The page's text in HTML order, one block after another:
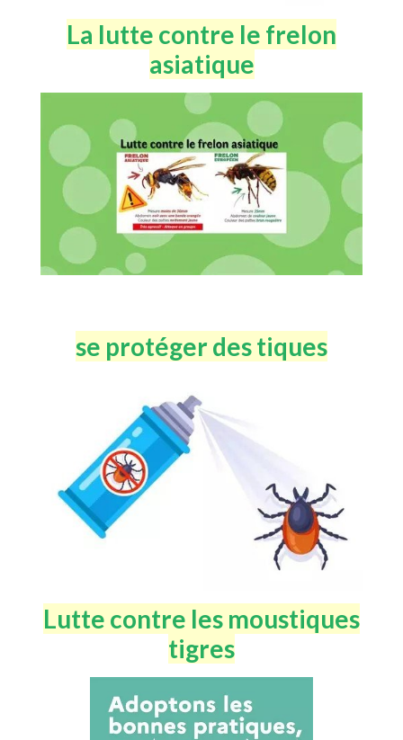
La lutte contre le frelon
asiatique
se protéger des tiques
Lutte contre les moustiques
tigres